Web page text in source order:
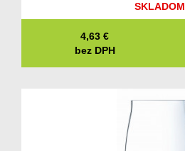
SKLADOM
4,63 €
bez DPH